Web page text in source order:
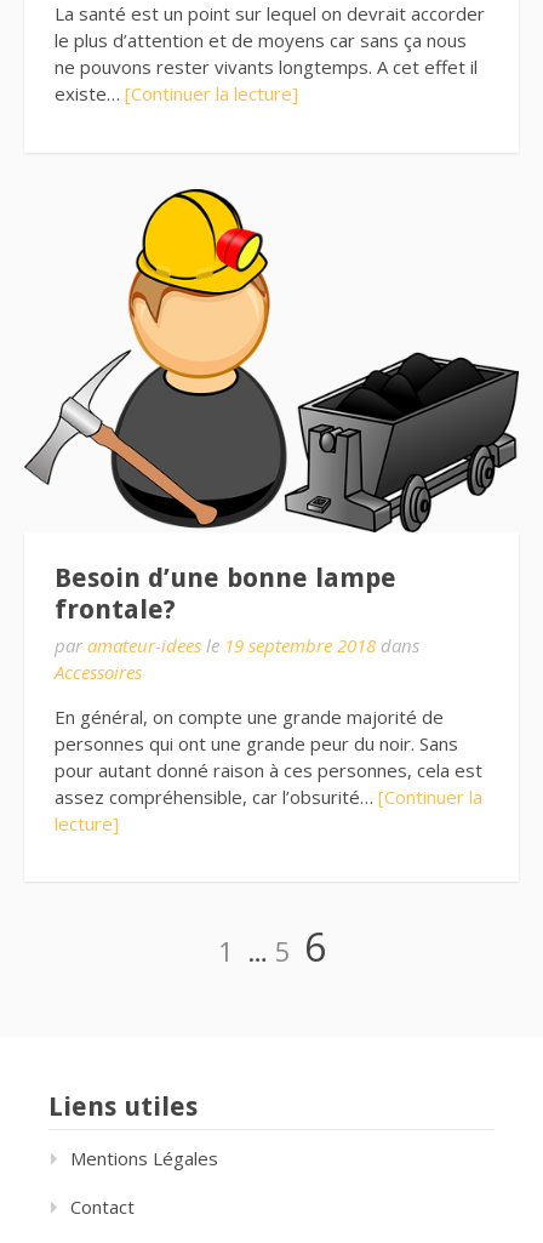
La santé est un point sur lequel on devrait accorder
le plus d’attention et de moyens car sans ça nous
ne pouvons rester vivants longtemps. A cet effet il
existe… [Continuer la lecture]
Besoin d’une bonne lampe
frontale?
par amateur-idees le 19 septembre 2018 dans
Accessoires
En général, on compte une grande majorité de
personnes qui ont une grande peur du noir. Sans
pour autant donné raison à ces personnes, cela est
assez compréhensible, car l’obsurité… [Continuer la
lecture]
Page
1 … Page
5 Page
6
Liens utiles
Mentions Légales
Contact